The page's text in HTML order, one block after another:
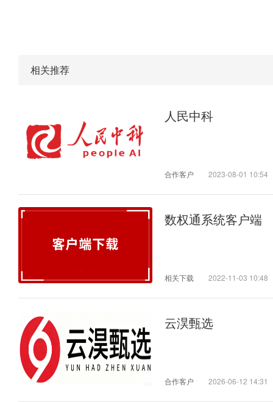
相关推荐
人民中科
合作客户 2023-08-01 10:54
数权通系统客户端
相关下载 2022-11-03 10:48
云淏甄选
合作客户 2026-06-12 14:31